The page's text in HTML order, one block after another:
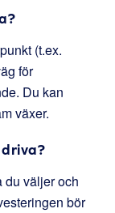
(t.ex.
för
Du kan
växer.
du väljer och
bör